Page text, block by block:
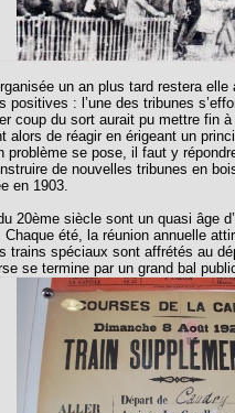
un an plus tard restera
positives : l’une des tribunes
coup du sort aurait pu mettre fin à
alors de réagir en érigeant un
problème se pose, il faut y
de nouvelles tribunes en
en 1903.
20ème siècle sont un quasi âge
été, la réunion annuelle
trains spéciaux sont affrétés au
se termine par un grand bal